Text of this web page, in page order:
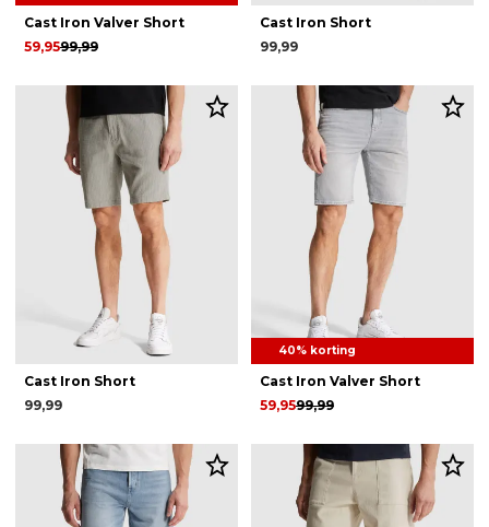
Cast Iron Valver Short
99,99
59,95
Cast Iron Short
99,99
Cast Iron Short
99,99
40% korting
Cast Iron Valver Short
99,99
59,95